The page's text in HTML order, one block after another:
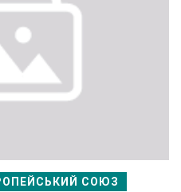
СОЮЗ